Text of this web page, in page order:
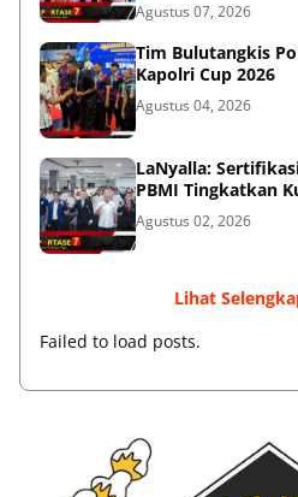
Agustus 07, 2026
Tim Bulutangkis
Kapolri Cup 2026
Agustus 04, 2026
LaNyalla:
PBMI Tingkatkan
Agustus 02, 2026
Lihat
Failed to load posts.